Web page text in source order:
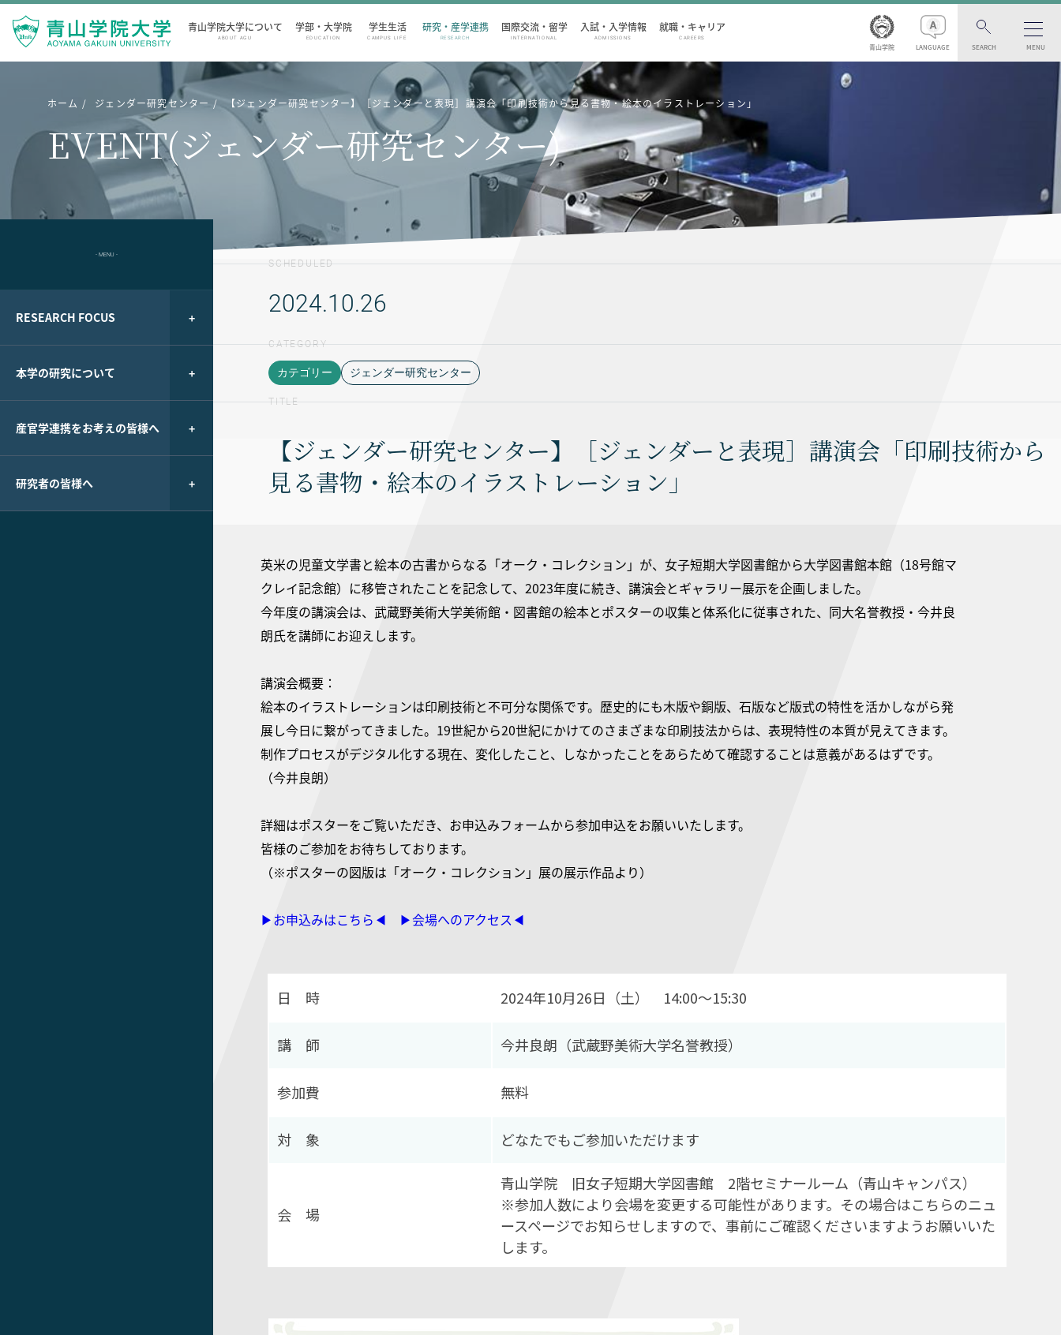
青山学院大学について
ABOUT AGU
学部・大学院
EDUCATION
学生生活
CAMPUS LIFE
研究・産学連携
RESEARCH
国際交流・留学
INTERNATIONAL
入試・入学情報
ADMISSIONS
就職・キャリア
CAREERS
青山学院 LANGUAGE SEARCH MENU
ホーム ジェンダー研究センター 【ジェンダー研究センター】［ジェンダーと表現］講演会「印刷技術から見る書物・絵本のイラストレーション」
EVENT(ジェンダー研究センター)
- MENU -
RESEARCH FOCUS
本学の研究について
産官学連携をお考えの皆様へ
研究者の皆様へ
SCHEDULED
2024.10.26
CATEGORY
カテゴリー ジェンダー研究センター
TITLE
【ジェンダー研究センター】［ジェンダーと表現］講演会「印刷技術から
見る書物・絵本のイラストレーション」
英米の児童文学書と絵本の古書からなる「オーク・コレクション」が、女子短期大学図書館から大学図書館本館（18号館マ
クレイ記念館）に移管されたことを記念して、2023年度に続き、講演会とギャラリー展示を企画しました。
今年度の講演会は、武蔵野美術大学美術館・図書館の絵本とポスターの収集と体系化に従事された、同大名誉教授・今井良
朗氏を講師にお迎えします。
講演会概要：
絵本のイラストレーションは印刷技術と不可分な関係です。歴史的にも木版や銅版、石版など版式の特性を活かしながら発
展し今日に繋がってきました。19世紀から20世紀にかけてのさまざまな印刷技法からは、表現特性の本質が見えてきます。
制作プロセスがデジタル化する現在、変化したこと、しなかったことをあらためて確認することは意義があるはずです。
（今井良朗）
詳細はポスターをご覧いただき、お申込みフォームから参加申込をお願いいたします。
皆様のご参加をお待ちしております。
（※ポスターの図版は「オーク・コレクション」展の展示作品より）
▶︎お申込みはこちら◀︎ ▶︎会場へのアクセス◀︎
日 時 2024年10月26日（土） 14:00〜15:30
講 師 今井良朗（武蔵野美術大学名誉教授）
参加費 無料
対 象 どなたでもご参加いただけます
会 場
青山学院 旧女子短期大学図書館 2階セミナールーム（青山キャンパス）
※参加人数により会場を変更する可能性があります。その場合はこちらのニュ
ースページでお知らせしますので、事前にご確認くださいますようお願いいた
します。